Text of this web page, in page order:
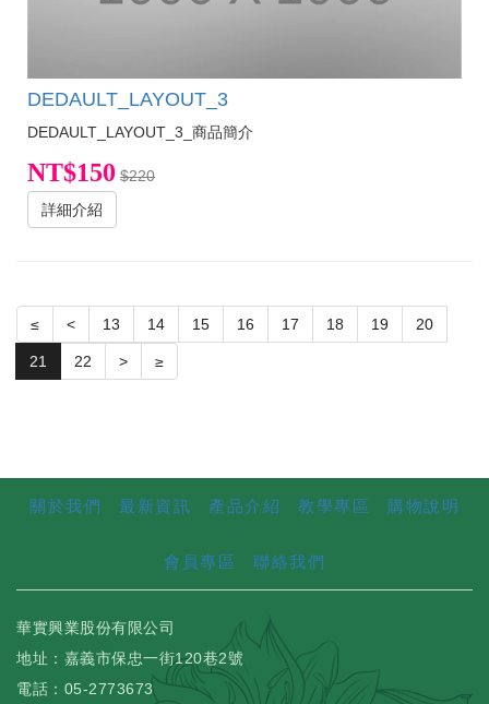
DEDAULT_LAYOUT_3
DEDAULT_LAYOUT_3_商品簡介
NT$150 $220
詳細介紹
≤ < 13 14 15 16 17 18 19 20
21 22 > ≥
關於我們 最新資訊 產品介紹 教學專區 購物說明
會員專區 聯絡我們
華實興業股份有限公司
地址：嘉義市保忠一街120巷2號
電話：05-2773673